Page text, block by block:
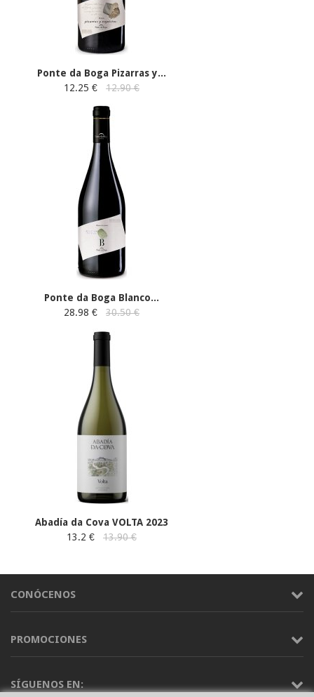
Ponte da Boga Pizarras y...
12.25 €
12.90 €
Ponte da Boga Blanco...
28.98 €
30.50 €
Abadía da Cova VOLTA 2023
13.2 €
13.90 €
CONÓCENOS
PROMOCIONES
SÍGUENOS EN: